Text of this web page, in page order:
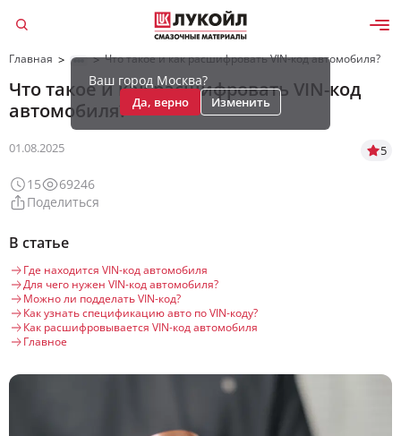
Ваш город Москва?
Да, верно Изменить
Главная > > Что такое и как расшифровать VIN-код автомобиля?
Что такое и как расшифровать VIN-код
автомобиля?
01.08.2025 5
15
69246
Поделиться
В статье
Где находится VIN-код автомобиля
Для чего нужен VIN-код автомобиля?
Можно ли подделать VIN-код?
Как узнать спецификацию авто по VIN-коду?
Как расшифровывается VIN-код автомобиля
Главное